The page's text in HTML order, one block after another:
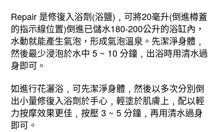
Repair 是修復入浴劑(浴鹽)﹐可將20毫升(倒進樽蓋
的指示線位置)倒進已儲水180-200公升的浴缸內，
水動就能產生氣泡，形成氣泡溫泉。先潔淨身體﹐
然後最少浸泡於水中 5 ~ 10 分鐘﹐出浴時用清水過
身即可。
如進行花灑浴﹐可先潔淨身體﹐然後以多次分別倒
出小量修復入浴劑於手心﹐輕塗於肌膚上﹐配以輕
力按摩效果更佳﹐按壓 3 ~ 5 分鐘﹐再用清水過身
即可。